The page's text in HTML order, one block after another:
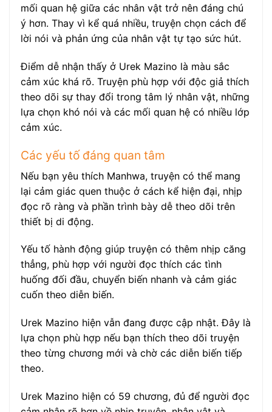
mối quan hệ giữa các nhân vật trở nên đáng chú
ý hơn. Thay vì kể quá nhiều, truyện chọn cách để
lời nói và phản ứng của nhân vật tự tạo sức hút.
Điểm dễ nhận thấy ở Urek Mazino là màu sắc
cảm xúc khá rõ. Truyện phù hợp với độc giả thích
theo dõi sự thay đổi trong tâm lý nhân vật, những
lựa chọn khó nói và các mối quan hệ có nhiều lớp
cảm xúc.
Các yếu tố đáng quan tâm
Nếu bạn yêu thích Manhwa, truyện có thể mang
lại cảm giác quen thuộc ở cách kể hiện đại, nhịp
đọc rõ ràng và phần trình bày dễ theo dõi trên
thiết bị di động.
Yếu tố hành động giúp truyện có thêm nhịp căng
thẳng, phù hợp với người đọc thích các tình
huống đối đầu, chuyển biến nhanh và cảm giác
cuốn theo diễn biến.
Urek Mazino hiện vẫn đang được cập nhật. Đây là
lựa chọn phù hợp nếu bạn thích theo dõi truyện
theo từng chương mới và chờ các diễn biến tiếp
theo.
Urek Mazino hiện có 59 chương, đủ để người đọc